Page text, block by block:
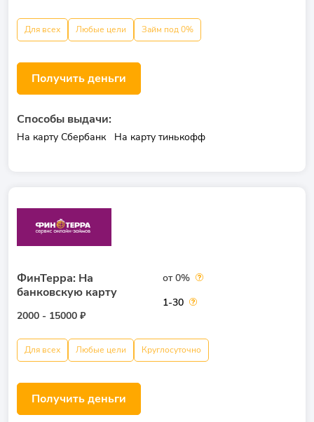
Для всех Любые цели Займ под 0%
Получить деньги
Способы выдачи:
На карту Сбербанк На карту тинькофф
ФинТерра: На
банковскую карту
2000 - 15000 ₽
от 0%
1-30
Для всех Любые цели Круглосуточно
Получить деньги